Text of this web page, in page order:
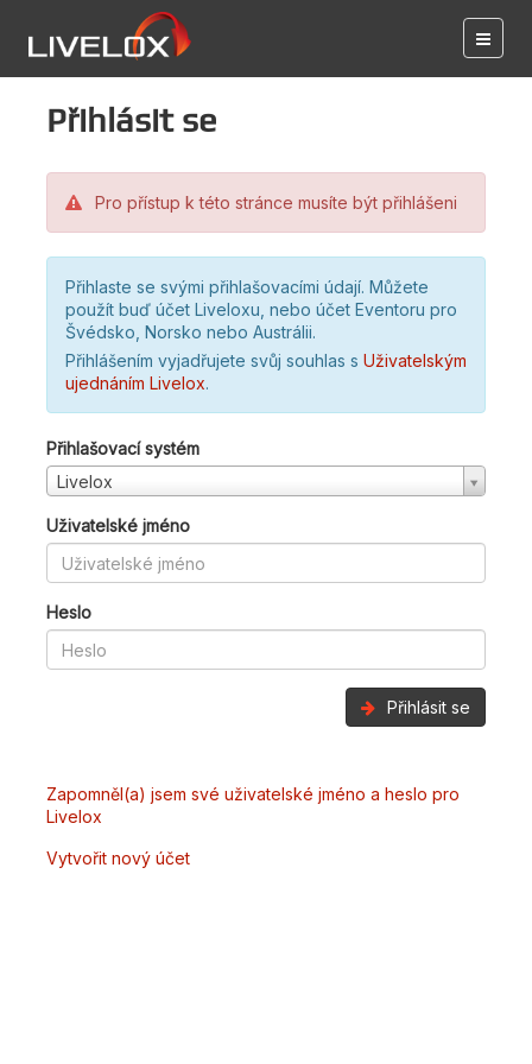
Přihlásit se
Pro přístup k této stránce musíte být přihlášeni
Přihlaste se svými přihlašovacími údají. Můžete
použít buď účet Liveloxu, nebo účet Eventoru pro
Švédsko, Norsko nebo Austrálii.
Přihlášením vyjadřujete svůj souhlas s Uživatelským
ujednáním Livelox.
Přihlašovací systém
Livelox
Uživatelské jméno
Heslo
Přihlásit se
Zapomněl(a) jsem své uživatelské jméno a heslo pro
Livelox
Vytvořit nový účet